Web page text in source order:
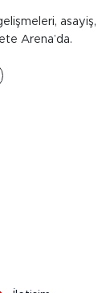
asayiş,
Arena’da.